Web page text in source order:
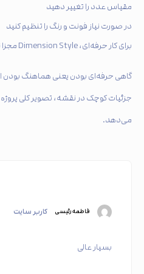
مقیاس عدد را تغییر دهید
در صورت نیاز فونت و رنگ را تنظیم کنید
برای کار حرفه‌ای، Dimension Style مجزا تعریف کنید
گاهی حرفه‌ای بودن یعنی هماهنگ بودن
جزئیات کوچک در نقشه، تصویر کلی پروژه
می‌دهد.
فاطمه رئیسی کاربر سایت
بسیار عالی